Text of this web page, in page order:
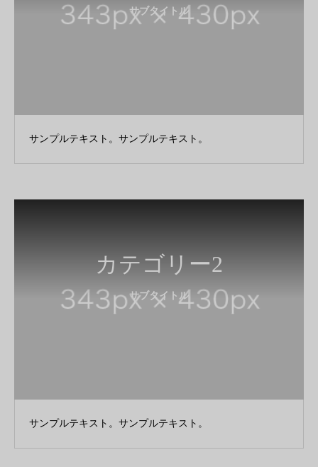
サブタイトル
サンプルテキスト。サンプルテキスト。
カテゴリー2
サブタイトル
サンプルテキスト。サンプルテキスト。